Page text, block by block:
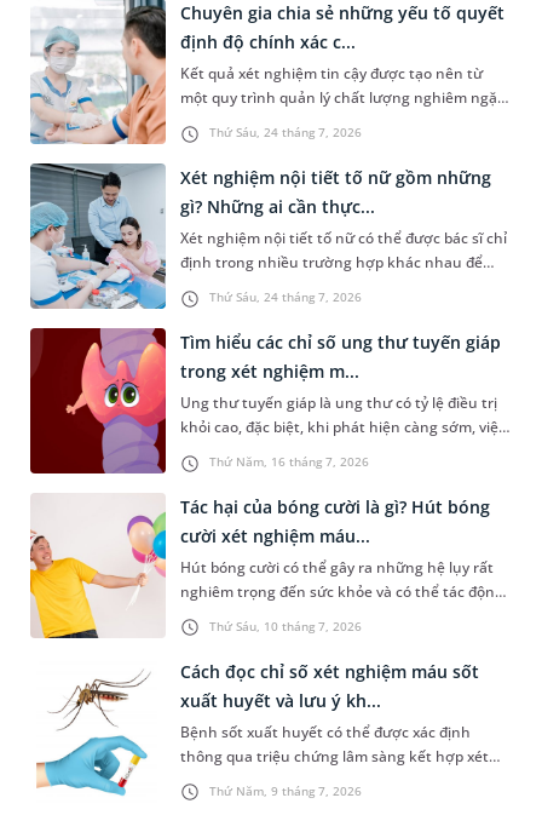
Thứ Sáu, 24 tháng 7, 2026
Chuyên gia chia sẻ những yếu tố quyết
định độ chính xác c...
Kết quả xét nghiệm tin cậy được tạo nên từ
một quy trình quản lý chất lượng nghiêm ngặt,
xuyên suốt từ trước, trong và sau xét nghiệm.
Theo PGS.TS Nguyễn Thái Sơn - Giám đốc Hệ
thống Xét nghiệm MEDLATEC, chỉ khi mỗi công
đoạn đều được thực hiện đúng quy trình và
kiểm soát chặt chẽ, kết quả xét nghiệm mới
thực sự có giá trị trong phát hiện bệnh, hỗ trợ
chẩn đoán và theo dõi hiệu quả điều trị.
Thứ Sáu, 24 tháng 7, 2026
Xét nghiệm nội tiết tố nữ gồm những
gì? Những ai cần thực...
Xét nghiệm nội tiết tố nữ có thể được bác sĩ chỉ
định trong nhiều trường hợp khác nhau để
đánh giá về tình trạng sức khỏe của chị em, đặc
biệt là sức khỏe sinh sản. Vậy loại xét nghiệm
này bao gồm những gì? Những ai cần xét
Thứ Năm, 16 tháng 7, 2026
Tìm hiểu các chỉ số ung thư tuyến giáp
trong xét nghiệm m...
Ung thư tuyến giáp là ung thư có tỷ lệ điều trị
khỏi cao, đặc biệt, khi phát hiện càng sớm, việc
chữa trị sẽ càng hiệu quả. Do đó, việc tầm soát
định kỳ hoặc ngay khi có biểu hiện bất thường
là rất cần thiết. Vậy những chỉ số ung thư
tuyến giáp trong xét nghiệm máu nào cần được
quan tâm và người bệnh cần lưu ý điều gì?
Thứ Sáu, 10 tháng 7, 2026
Tác hại của bóng cười là gì? Hút bóng
cười xét nghiệm máu...
Hút bóng cười có thể gây ra những hệ lụy rất
nghiêm trọng đến sức khỏe và có thể tác động
tiêu cực đến đời sống xã hội. Trong đó, một vấn
đề được nhiều người quan tâm là “hút bóng
cười xét nghiệm máu có ra không”. Dưới đây là
thông tin chi tiết giúp bạn trả lời câu hỏi này.
Thứ Năm, 9 tháng 7, 2026
Cách đọc chỉ số xét nghiệm máu sốt
xuất huyết và lưu ý kh...
Bệnh sốt xuất huyết có thể được xác định
thông qua triệu chứng lâm sàng kết hợp xét
nghiệm máu. Nhưng nắm được cách đọc chỉ số
xét nghiệm máu sốt xuất huyết không hề đơn